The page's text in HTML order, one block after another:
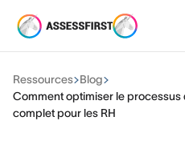
Ressources Blog
Comment optimiser le
complet pour les RH